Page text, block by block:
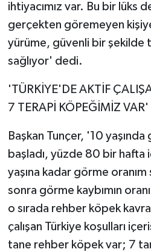
ihtiyacımız var. Bu bir lüks
gerçekten göremeyen
yürüme, güvenli bir şekilde
sağlıyor' dedi.
'TÜRKİYE'DE AKTİF
7 TERAPİ KÖPEĞİMİZ VAR'
Başkan Tunçer, '10 yaşında
başladı, yüzde 80 bir
yaşına kadar görme
sonra görme kaybımın
o sırada rehber köpek
çalışan Türkiye koşulları
tane rehber köpek var; 7